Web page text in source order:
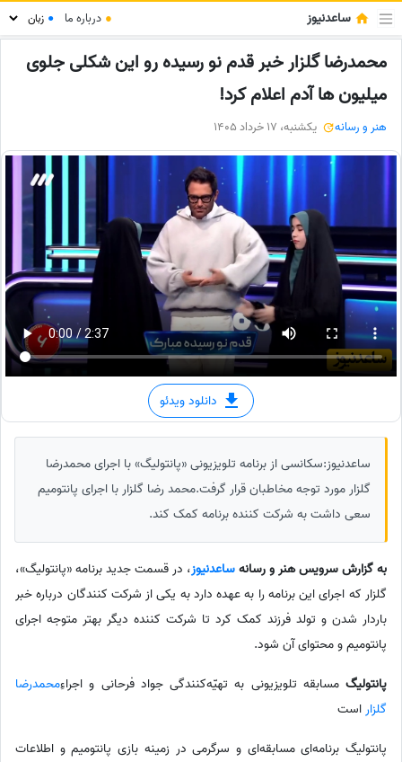
ساعدنیوز ● درباره ما ●
محمدرضا گلزار خبر قدم نو رسیده رو این شکلی جلوی
میلیون ها آدم اعلام کرد!
هنر و رسانه یکشنبه، 17 خرداد 1405
دانلود ویدئو
ساعدنیوز:سکانسی از برنامه تلویزیونی «پانتولیگ» با اجرای محمدرضا
گلزار مورد توجه مخاطبان قرار گرفت.محمد رضا گلزار با اجرای پانتومیم
سعی داشت به شرکت کننده برنامه کمک کند.
به گزارش سرویس هنر و رسانهساعدنیوز، در قسمت جدید برنامه «پانتولیگ»،
گلزار که اجرای این برنامه را به عهده دارد به یکی از شرکت کنندگان درباره خبر
باردار شدن و تولد فرزند کمک کرد تا شرکت کننده دیگر بهتر متوجه اجرای
پانتومیم و محتوای آن شود.
پانتولیگ مسابقه تلویزیونی به تهیّه‌کنندگی جواد فرحانی و اجراءِمحمدرضا
گلزاراست
پانتولیگ برنامه‌ای مسابقه‌ای و سرگرمی در زمینه بازی پانتومیم و اطلاعات